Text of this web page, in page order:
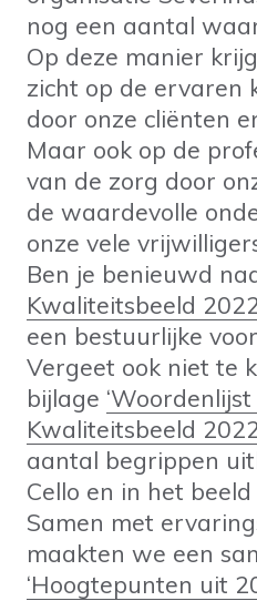
nog een aantal
Op deze manier
zicht op de ervaren
door onze cliënten
Maar ook op de
van de zorg door
de waardevolle
onze vele
Ben je benieuwd
Kwaliteitsbeeld
een bestuurlijke
Vergeet ook niet te
bijlage
Kwaliteitsbeeld
aantal begrippen
Cello en in het
Samen met
maakten we een
‘Hoogtepunten uit